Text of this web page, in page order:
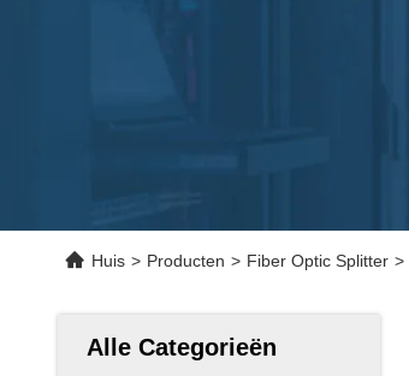
Huis > Producten > Fiber Optic Splitter >
Alle Categorieën